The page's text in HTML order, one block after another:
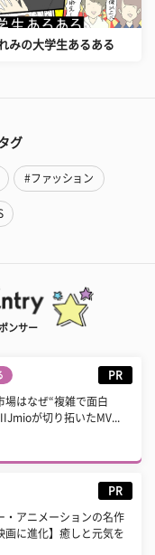
みの大学生あるある
グ
#ファッション
ンサー
PR
場はなぜ“複雑で面白
が切り拓いたMV...
PR
・アニメーションの名作
画に進化】癒しと元気を